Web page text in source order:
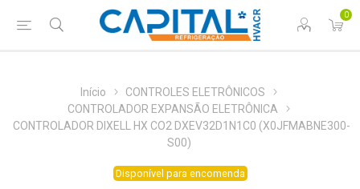
0
Início
CONTROLES ELETRÔNICOS
CONTROLADOR EXPANSÃO ELETRÔNICA
CONTROLADOR DIXELL HX CO2 DXEV32D1N1C0 (X0JFMABNE300-
S00)
Disponível para encomenda